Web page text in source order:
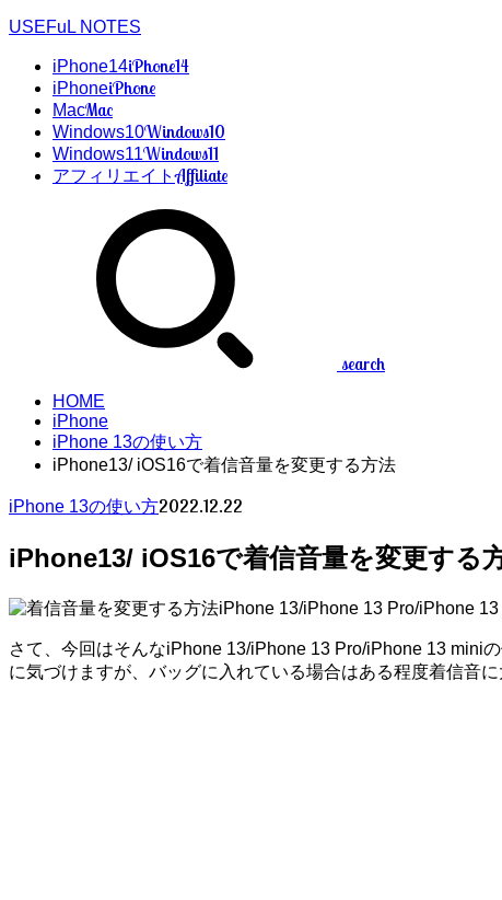
USEFuL NOTES
iPhone14iPhone14
iPhoneiPhone
MacMac
Windows10Windows10
Windows11Windows11
アフィリエイトAffiliate
search
HOME
iPhone
iPhone 13の使い方
iPhone13/ iOS16で着信音量を変更する方法
iPhone 13の使い方2022.12.22
iPhone13/ iOS16で着信音量を変更する
iPhone 13/iPhone 13 Pro/iPhone
さて、今回はそんなiPhone 13/iPhone 13 Pro/iPhone 13 mini
に気づけますが、バッグに入れている場合はある程度着信音